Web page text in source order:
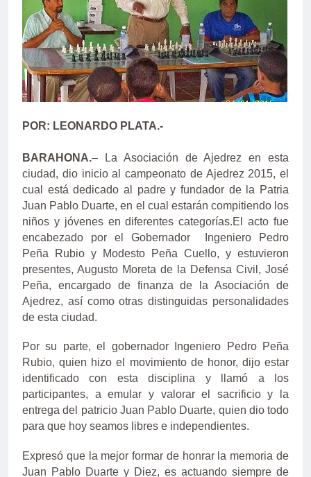
POR: LEONARDO PLATA.-
BARAHONA.– La Asociación de Ajedrez en esta
ciudad, dio inicio al campeonato de Ajedrez 2015, el
cual está dedicado al padre y fundador de la Patria
Juan Pablo Duarte, en el cual estarán compitiendo los
niños y jóvenes en diferentes categorías.El acto fue
encabezado por el Gobernador Ingeniero Pedro
Peña Rubio y Modesto Peña Cuello, y estuvieron
presentes, Augusto Moreta de la Defensa Civil, José
Peña, encargado de finanza de la Asociación de
Ajedrez, así como otras distinguidas personalidades
de esta ciudad.
Por su parte, el gobernador Ingeniero Pedro Peña
Rubio, quien hizo el movimiento de honor, dijo estar
identificado con esta disciplina y llamó a los
participantes, a emular y valorar el sacrificio y la
entrega del patricio Juan Pablo Duarte, quien dio todo
para que hoy seamos libres e independientes.
Expresó que la mejor formar de honrar la memoria de
Juan Pablo Duarte y Diez, es actuando siempre de